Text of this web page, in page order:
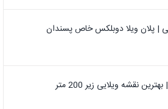
| پلان ویلا دوبلکس خاص پسندان
نقشه ویلایی زیر 200 متر